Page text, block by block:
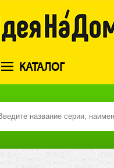
КАТАЛОГ